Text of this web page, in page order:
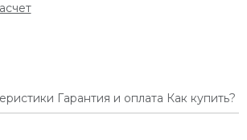
Гарантия и оплата Как купить?